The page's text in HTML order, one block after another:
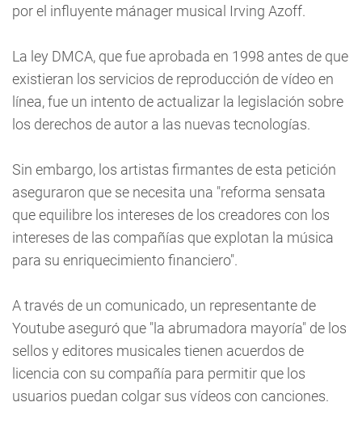
por el influyente mánager musical Irving Azoff.
La ley DMCA, que fue aprobada en 1998 antes de que
existieran los servicios de reproducción de vídeo en
línea, fue un intento de actualizar la legislación sobre
los derechos de autor a las nuevas tecnologías.
Sin embargo, los artistas firmantes de esta petición
aseguraron que se necesita una "reforma sensata
que equilibre los intereses de los creadores con los
intereses de las compañías que explotan la música
para su enriquecimiento financiero".
A través de un comunicado, un representante de
Youtube aseguró que "la abrumadora mayoría" de los
sellos y editores musicales tienen acuerdos de
licencia con su compañía para permitir que los
usuarios puedan colgar sus vídeos con canciones.